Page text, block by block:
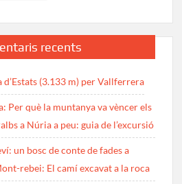
recents
d’Estats (3.133 m) per Vallferrera
Per què la muntanya va vèncer els
a Núria a peu: guia de l’excursió
un bosc de conte de fades a
rebei: El camí excavat a la roca